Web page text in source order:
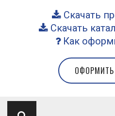
Скачать
Скачать
Как
ОФОРМИТЬ